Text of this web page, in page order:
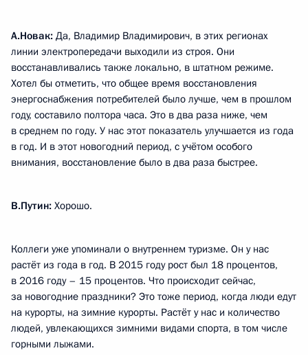
А.Новак: Да, Владимир Владимирович, в этих регионах
линии электропередачи выходили из строя. Они
восстанавливались также локально, в штатном режиме.
Хотел бы отметить, что общее время восстановления
энергоснабжения потребителей было лучше, чем в прошлом
году, составило полтора часа. Это в два раза ниже, чем
в среднем по году. У нас этот показатель улучшается из года
в год. И в этот новогодний период, с учётом особого
внимания, восстановление было в два раза быстрее.
В.Путин: Хорошо.
Коллеги уже упоминали о внутреннем туризме. Он у нас
растёт из года в год. В 2015 году рост был 18 процентов,
в 2016 году – 15 процентов. Что происходит сейчас,
за новогодние праздники? Это тоже период, когда люди едут
на курорты, на зимние курорты. Растёт у нас и количество
людей, увлекающихся зимними видами спорта, в том числе
горными лыжами.